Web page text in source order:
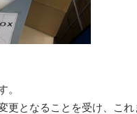
。
更となることを受け、こ